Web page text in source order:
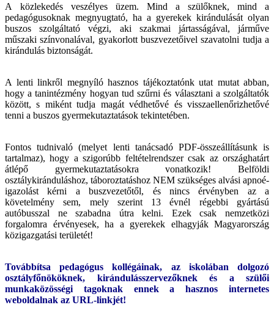
A közlekedés veszélyes üzem. Mind a szülőknek, mind a
pedagógusoknak megnyugtató, ha a gyerekek kirándulását olyan
buszos szolgáltató végzi, aki szakmai jártasságával, járműve
műszaki színvonalával, gyakorlott buszvezetőivel szavatolni tudja a
kirándulás biztonságát.
A lenti linkről megnyíló hasznos tájékoztatónk utat mutat abban,
hogy a tanintézmény hogyan tud szűrni és választani a szolgáltatók
között, s miként tudja magát védhetővé és visszaellenőrizhetővé
tenni a buszos gyermekutaztatások tekintetében.
Fontos tudnivaló (melyet lenti tanácsadó PDF-összeállításunk is
tartalmaz), hogy a szigorúbb feltételrendszer csak az országhatárt
átlépő gyermekutaztatásokra vonatkozik! Belföldi
osztálykiránduláshoz, táboroztatáshoz NEM szükséges alvási apnoé-
igazolást kérni a buszvezetőtől, és nincs érvényben az a
követelmény sem, mely szerint 13 évnél régebbi gyártású
autóbusszal ne szabadna útra kelni. Ezek csak nemzetközi
forgalomra érvényesek, ha a gyerekek elhagyják Magyarország
közigazgatási területét!
Továbbítsa pedagógus kollégáinak, az iskolában dolgozó
osztályfőnököknek, kirándulásszervezőknek és a szülői
munkaközösségi tagoknak ennek a hasznos internetes
weboldalnak az URL-linkjét!